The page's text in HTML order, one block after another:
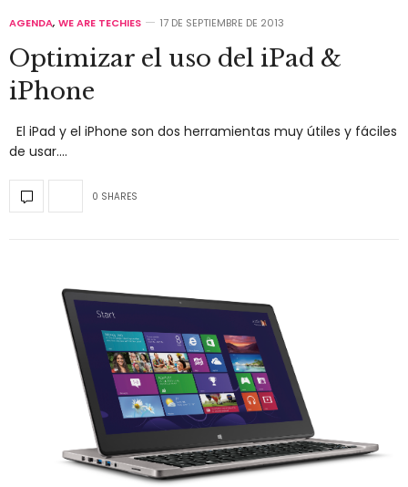
AGENDA, WE ARE TECHIES 17 DE SEPTIEMBRE DE 2013
Optimizar el uso del iPad &
iPhone
El iPad y el iPhone son dos herramientas muy útiles y fáciles
de usar.…
0 SHARES